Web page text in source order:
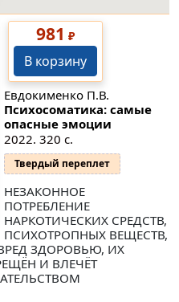
981 ₽
В корзину
Евдокименко П.В.
Психосоматика: самые
опасные эмоции
2022. 320 с.
Твердый переплет
НЕЗАКОННОЕ
ПОТРЕБЛЕНИЕ
НАРКОТИЧЕСКИХ СРЕДСТВ,
ПСИХОТРОПНЫХ ВЕЩЕСТВ,
ЗДОРОВЬЮ, ИХ
И ВЛЕЧЁТ